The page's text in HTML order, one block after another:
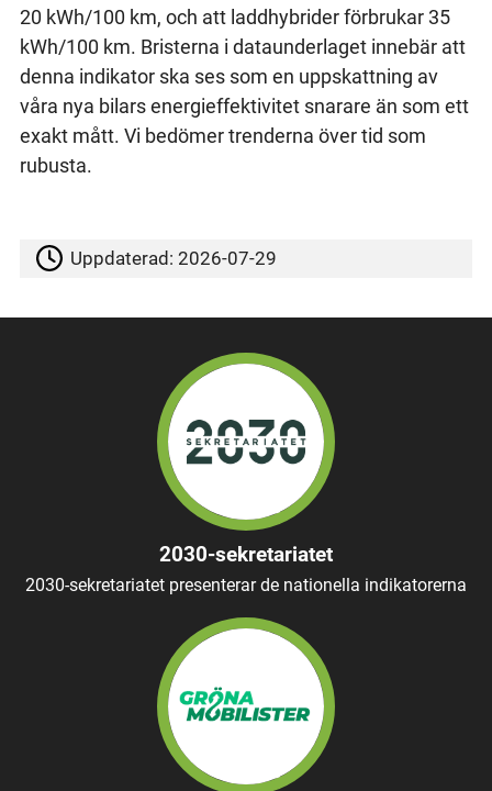
20 kWh/100 km, och att laddhybrider förbrukar 35
kWh/100 km. Bristerna i dataunderlaget innebär att
denna indikator ska ses som en uppskattning av
våra nya bilars energieffektivitet snarare än som ett
exakt mått. Vi bedömer trenderna över tid som
rubusta.
Uppdaterad:2026-07-29
2030-sekretariatet
2030-sekretariatet presenterar de nationella indikatorerna